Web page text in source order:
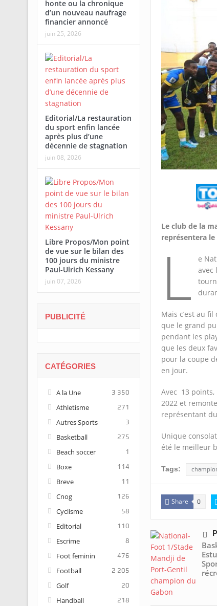
Le club de la
représentera le
L
e
avec
Mais c’est au
que le grand
pendant les
que les deux
pour la coupe
en jour.
Avec 13
2022 et
représentant
Unique
été le meilleur
Tags:
Share 0
honte ou la chronique
d’un nouveau naufrage
financier annoncé
juin 25, 2026
Editorial/La restauration
du sport enfin lancée
après plus d’une
décennie de stagnation
juin 08, 2026
Libre Propos/Mon point
de vue sur le bilan des
100 jours du ministre
Paul-Ulrich Kessany
juin 07, 2026
PUBLICITÉ
CATÉGORIES
A la Une 3 350
Athletisme 271
Autres Sports 3
Basketball 275
Beach soccer 1
Boxe 114
Breve 11
Cnog 126
Cyclisme 58
Editorial 110
Escrime 8
Foot feminin 476
Football 2 205
Golf 20
Handball 218